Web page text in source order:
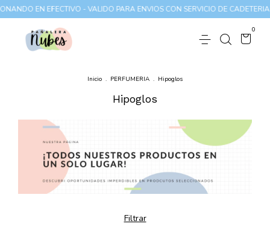
EN EFECTIVO - VALIDO PARA ENVIOS CON SERVICIO DE CADETERIA
0
Inicio . PERFUMERIA . Hipoglos
Hipoglos
Filtrar